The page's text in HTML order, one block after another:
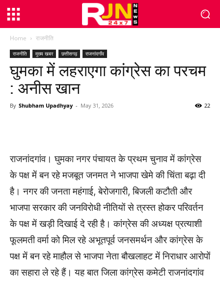
Home राजनीति
राजनीति मुख्य खबर छत्तीसगढ़ राजनांदगाँव
घुमका में लहराएगा कांग्रेस का परचम
: अनीस खान
By Shubham Upadhyay - May 31, 2026 22
राजनांदगांव। घुमका नगर पंचायत के प्रथम चुनाव में कांग्रेस
के पक्ष में बन रहे मजबूत जनमत ने भाजपा खेमे की चिंता बढ़ा दी
है। नगर की जनता महंगाई, बेरोजगारी, बिजली कटौती और
भाजपा सरकार की जनविरोधी नीतियों से त्रस्त होकर परिवर्तन
के पक्ष में खड़ी दिखाई दे रही है। कांग्रेस की अध्यक्ष प्रत्याशी
फूलमती वर्मा को मिल रहे अभूतपूर्व जनसमर्थन और कांग्रेस के
पक्ष में बन रहे माहौल से भाजपा नेता बौखलाहट में निराधार आरोपों
का सहारा ले रहे हैं। यह बात जिला कांग्रेस कमेटी राजनांदगांव